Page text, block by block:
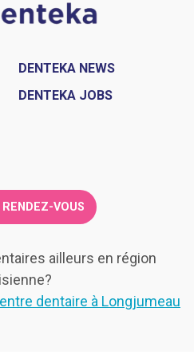
DENTEKA NEWS
DENTEKA JOBS
RENDEZ-VOUS
ailleurs en région
dentaire à Longjumeau